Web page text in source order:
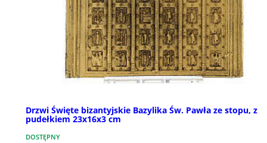
Drzwi Święte bizantyjskie Bazylika Św. Pawła ze stopu, z
pudełkiem 23x16x3 cm
DOSTĘPNY